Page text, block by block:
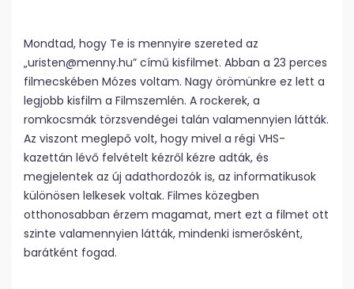
Mondtad, hogy Te is mennyire szereted az
„uristen@menny.hu” című kisfilmet. Abban a 23 perces
filmecskében Mózes voltam. Nagy örömünkre ez lett a
legjobb kisfilm a Filmszemlén. A rockerek, a
romkocsmák törzsvendégei talán valamennyien látták.
Az viszont meglepő volt, hogy mivel a régi VHS-
kazettán lévő felvételt kézről kézre adták, és
megjelentek az új adathordozók is, az informatikusok
különösen lelkesek voltak. Filmes közegben
otthonosabban érzem magamat, mert ezt a filmet ott
szinte valamennyien látták, mindenki ismerősként,
barátként fogad.